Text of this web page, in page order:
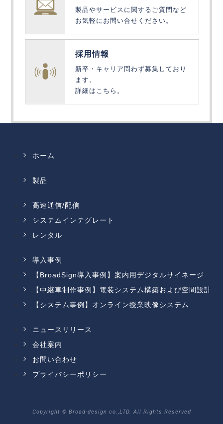
製品やサービスに関するご質問など
お気軽にお問い合せください。
採用情報
新卒・キャリア問わず募集しており
ます。
詳細はこちら。
ホーム
製品
高速通信/配信
システムインテグレート
レンタル
導入事例
【BroadSign導入事例】案内用デジタルサイネージ
【中継車制作事例】電装システム構築および空間設計
【システム事例】オンライン授業映像システム
ニュースリリース
会社案内
お問い合わせ
プライバシーポリシー
Copyright © Broad-design co.,LTD. All Rights Reserved